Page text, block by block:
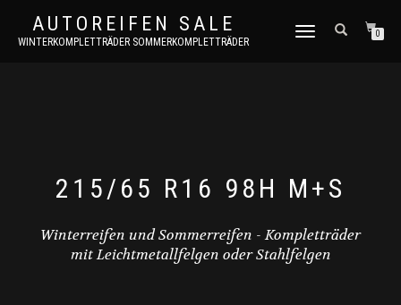
AUTOREIFEN SALE
WINTERKOMPLETTRÄDER SOMMERKOMPLETTRÄDER
TOGGLE
0
215/65 R16 98H M+S
Winterreifen und Sommerreifen - Kompletträder
mit Leichtmetallfelgen oder Stahlfelgen